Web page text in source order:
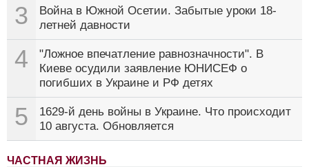
3
Война в Южной Осетии. Забытые уроки 18-
летней давности
4
"Ложное впечатление равнозначности". В
Киеве осудили заявление ЮНИСЕФ о
погибших в Украине и РФ детях
5
1629-й день войны в Украине. Что происходит
10 августа. Обновляется
ЧАСТНАЯ ЖИЗНЬ